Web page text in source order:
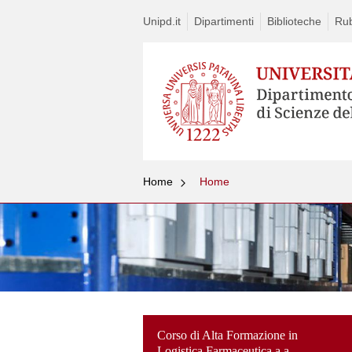
Unipd.it Dipartimenti Biblioteche
Home Home
Corso di Alta Formazione in